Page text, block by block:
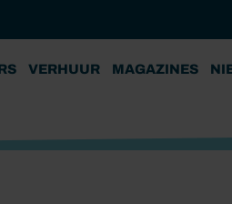
VERHUUR MAGAZINES